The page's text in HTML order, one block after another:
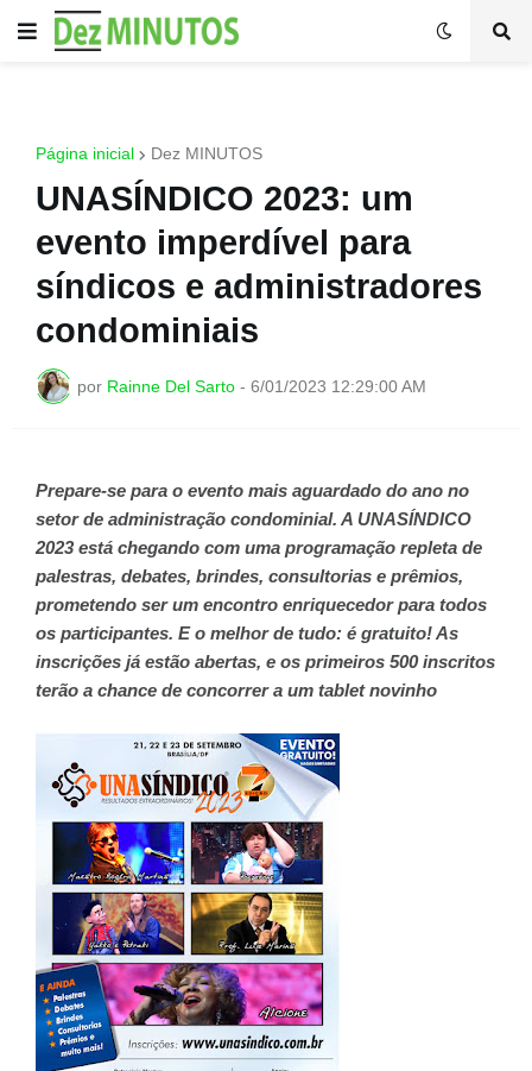
Página inicial Dez MINUTOS
UNASÍNDICO 2023: um
evento imperdível para
síndicos e administradores
condominiais
por Rainne Del Sarto - 6/01/2023 12:29:00 AM
Prepare-se para o evento mais aguardado do ano no
setor de administração condominial. A UNASÍNDICO
2023 está chegando com uma programação repleta de
palestras, debates, brindes, consultorias e prêmios,
prometendo ser um encontro enriquecedor para todos
os participantes. E o melhor de tudo: é gratuito! As
inscrições já estão abertas, e os primeiros 500 inscritos
terão a chance de concorrer a um tablet novinho